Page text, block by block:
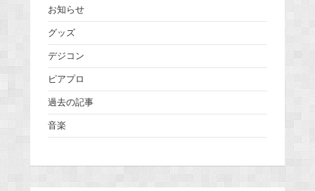
お知らせ
グッズ
デジコン
ピアプロ
過去の記事
音楽